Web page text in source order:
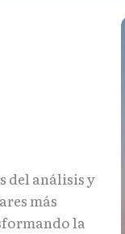
del análisis y
más
la